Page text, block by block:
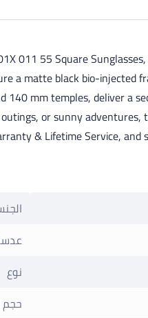
011 55 Square
a matte black bio-injected
mm temples, deliver a
or sunny
& Lifetime Service,
نوع
حجم